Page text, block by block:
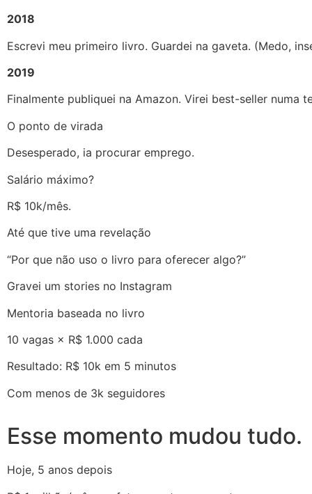
2018
Escrevi meu primeiro livro. Guardei na gaveta. (Medo,
2019
Finalmente publiquei na Amazon. Virei best-seller numa
O ponto de virada
Desesperado, ia procurar emprego.
Salário máximo?
R$ 10k/mês.
Até que tive uma revelação
“Por que não uso o livro para oferecer algo?”
Gravei um stories no Instagram
Mentoria baseada no livro
10 vagas × R$ 1.000 cada
Resultado: R$ 10k em 5 minutos
Com menos de 3k seguidores
Esse momento mudou tudo.
Hoje, 5 anos depois